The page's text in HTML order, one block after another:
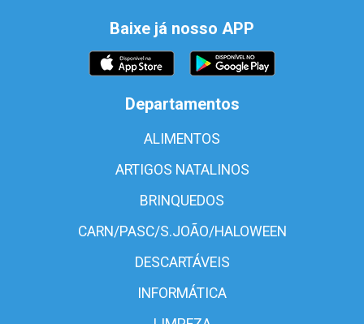
Baixe já nosso APP
Departamentos
ALIMENTOS
ARTIGOS NATALINOS
BRINQUEDOS
CARN/PASC/S.JOÃO/HALOWEEN
DESCARTÁVEIS
INFORMÁTICA